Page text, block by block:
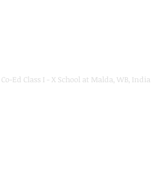
Ed Class I - X School at Malda, WB, India